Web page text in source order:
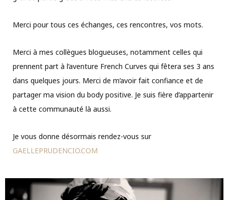
Merci pour tous ces échanges, ces rencontres, vos mots.
Merci à mes collègues blogueuses, notamment celles qui
prennent part à l’aventure French Curves qui fêtera ses 3 ans
dans quelques jours. Merci de m’avoir fait confiance et de
partager ma vision du body positive. Je suis fière d’appartenir
à cette communauté là aussi.
Je vous donne désormais rendez-vous sur
GAELLEPRUDENCIO.COM